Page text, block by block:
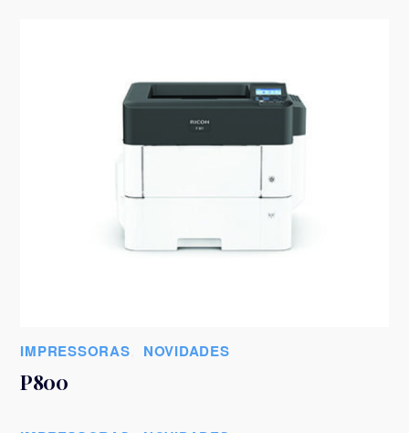
IMPRESSORAS NOVIDADES
P800